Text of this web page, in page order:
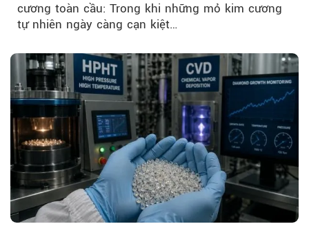
cương toàn cầu: Trong khi những mỏ kim cương
tự nhiên ngày càng cạn kiệt…